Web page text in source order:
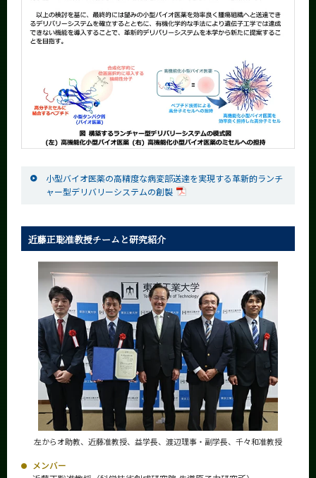
小型バイオ医薬の高精度な病変部送達を実現する革新的ランチ
ャー型デリバリーシステムの創製
近藤正聡准教授チームと研究紹介
左からオ助教、近藤准教授、益学長、 渡辺理事・副学長、千々和准教授
メンバー